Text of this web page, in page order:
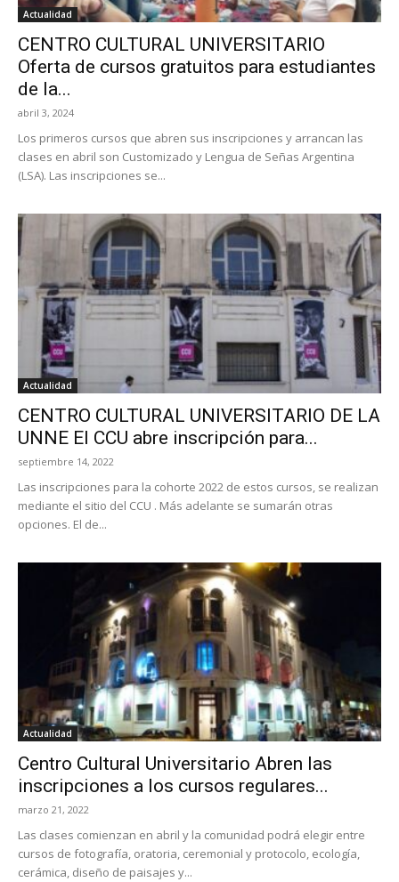
Actualidad
CENTRO CULTURAL UNIVERSITARIO
Oferta de cursos gratuitos para estudiantes
de la...
abril 3, 2024
Los primeros cursos que abren sus inscripciones y arrancan las
clases en abril son Customizado y Lengua de Señas Argentina
(LSA). Las inscripciones se...
Actualidad
CENTRO CULTURAL UNIVERSITARIO DE LA
UNNE El CCU abre inscripción para...
septiembre 14, 2022
Las inscripciones para la cohorte 2022 de estos cursos, se realizan
mediante el sitio del CCU . Más adelante se sumarán otras
opciones. El de...
Actualidad
Centro Cultural Universitario Abren las
inscripciones a los cursos regulares...
marzo 21, 2022
Las clases comienzan en abril y la comunidad podrá elegir entre
cursos de fotografía, oratoria, ceremonial y protocolo, ecología,
cerámica, diseño de paisajes y...